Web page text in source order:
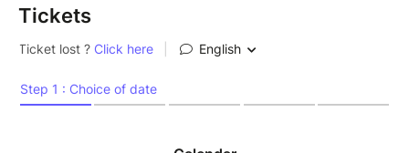
les Jeux Olympiques
Les enfants ont d'etre encadré par les adultes
Tickets